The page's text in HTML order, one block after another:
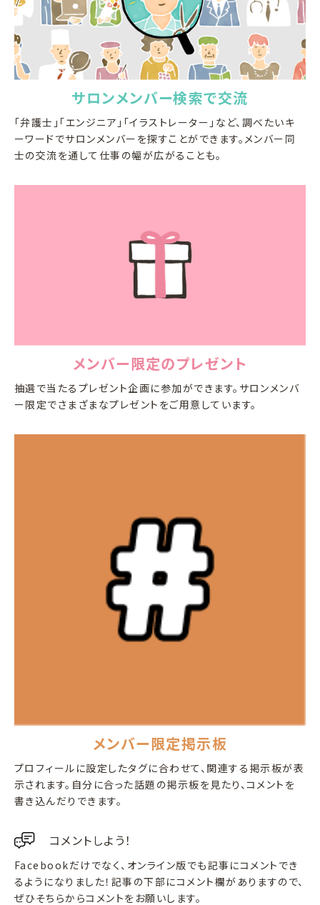
サロンメンバー検索で交流
「弁護士」「エンジニア」「イラストレーター」など、調べたいキ
ーワードでサロンメンバーを探すことができます。メンバー同
士の交流を通して仕事の幅が広がることも。
メンバー限定のプレゼント
抽選で当たるプレゼント企画に参加ができます。サロンメンバ
ー限定でさまざまなプレゼントをご用意しています。
メンバー限定掲示板
プロフィールに設定したタグに合わせて、関連する掲示板が表
示されます。自分に合った話題の掲示板を見たり、コメントを
書き込んだりできます。
コメントしよう！
Facebookだけでなく、オンライン版でも記事にコメントでき
るようになりました！記事の下部にコメント欄がありますので、
ぜひそちらからコメントをお願いします。